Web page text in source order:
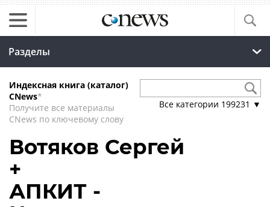
Разделы
Индексная книга (каталог)
CNews*
Получите все материалы
CNews по ключевому слову
Все категории 199231 ▼
Вотяков Сергей
+
АПКИТ -